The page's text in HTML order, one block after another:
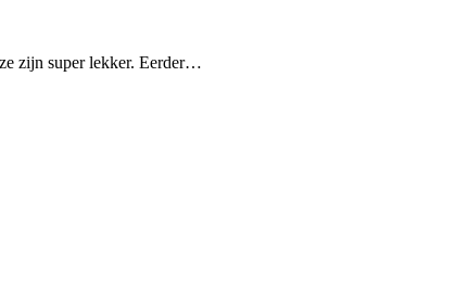
zijn super lekker. Eerder…